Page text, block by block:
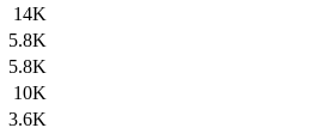
14K
5.8K
5.8K
10K
3.6K